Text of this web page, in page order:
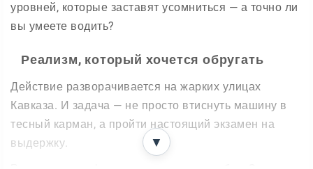
уровней, которые заставят усомниться — а точно ли
вы умеете водить?
Реализм, который хочется обругать
Действие разворачивается на жарких улицах
Кавказа. И задача — не просто втиснуть машину в
тесный карман, а пройти настоящий экзамен на
выдержку.
▼